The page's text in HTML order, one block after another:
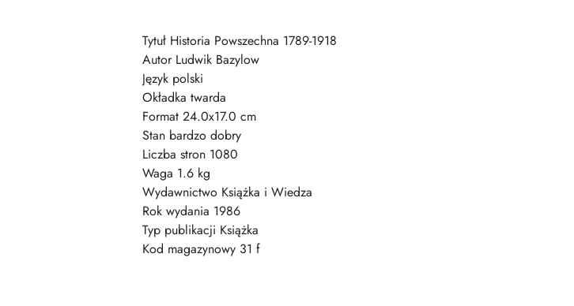
Tytuł Historia Powszechna 1789-1918
Autor Ludwik Bazylow
Język polski
Okładka twarda
Format 24.0x17.0 cm
Stan bardzo dobry
Liczba stron 1080
Waga 1.6 kg
Wydawnictwo Książka i Wiedza
Rok wydania 1986
Typ publikacji Książka
Kod magazynowy 31 f